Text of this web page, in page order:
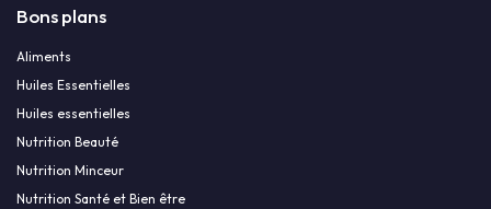
Bons plans
Aliments
Huiles Essentielles
Huiles essentielles
Nutrition Beauté
Nutrition Minceur
Nutrition Santé et Bien être